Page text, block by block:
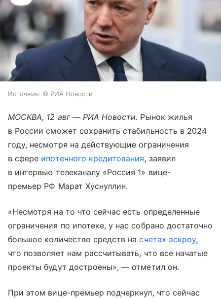
Источник: © РИА Новости
МОСКВА, 12 авг — РИА Новости. Рынок жилья
в России сможет сохранить стабильность в 2024
году, несмотря на действующие ограничения
в сфере ипотечного кредитования, заявил
в интервью телеканалу «Россия 1» вице-
премьер РФ Марат Хуснуллин.
«Несмотря на то что сейчас есть определенные
ограничения по ипотеке, у нас собрано достаточно
большое количество средств насчетах эскроу,
что позволяет нам рассчитывать, что все начатые
проекты будут достроены», — отметил он.
При этом вице-премьер подчеркнул, что сейчас